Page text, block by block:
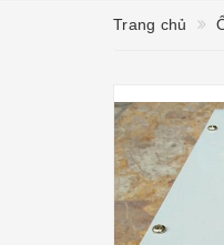
Trang chủ